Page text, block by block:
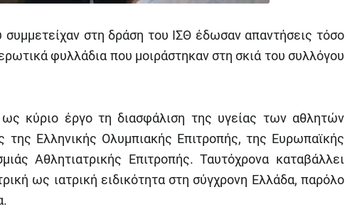
συμμετείχαν στη δράση του ΙΣΘ έδωσαν απαντήσεις τόσο
φυλλάδια που μοιράστηκαν στη σκιά του συλλόγου
ως κύριο έργο τη διασφάλιση της υγείας των αθλητών
της Ελληνικής Ολυμπιακής Επιτροπής, της Ευρωπαϊκής
Αθλητιατρικής Επιτροπής. Ταυτόχρονα καταβάλλει
ως ιατρική ειδικότητα στη σύγχρονη Ελλάδα, παρόλο